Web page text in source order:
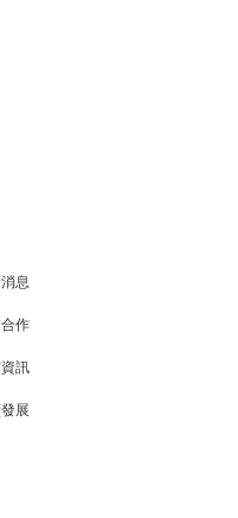
息
作
訊
展